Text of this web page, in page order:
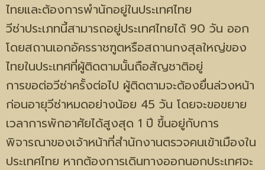
ไทยและต้องการพำนักอยู่ในประเทศไทย
วีซ่าประเภทนี้สามารถอยู่ประเทศไทยได้ 90 วัน ออก
โดยสถานเอกอัครราชฑูตหรือสถานกงสุลใหญ่ของ
ไทยในประเทศที่ผู้ติดตามนั้นถือสัญชาติอยู่
การขอต่อวีซ่าครั้งต่อไป ผู้ติดตามจะต้องยื่นล่วงหน้า
ก่อนอายุวีซ่าหมดอย่างน้อย 45 วัน โดยจะขอขยาย
เวลาการพักอาศัยได้สูงสุด 1 ปี ขึ้นอยู่กับการ
พิจารณาของเจ้าหน้าที่สำนักงานตรวจคนเข้าเมืองใน
ประเทศไทย หากต้องการเดินทางออกนอกประเทศจะ